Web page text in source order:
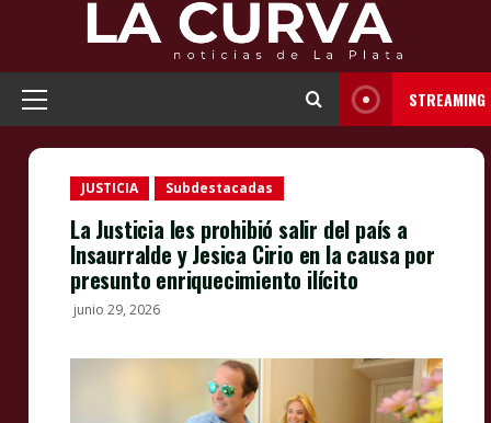
content
Primary
STREAMING
JUSTICIA Subdestacadas
La Justicia les prohibió salir del país a
Insaurralde y Jesica Cirio en la causa por
presunto enriquecimiento ilícito
junio 29, 2026